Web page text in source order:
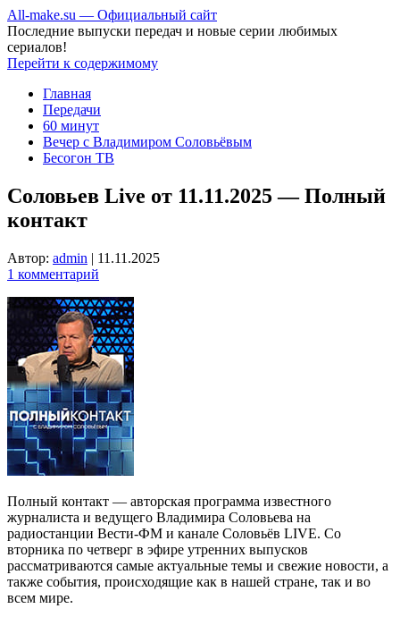
All-make.su — Официальный сайт
Последние выпуски передач и новые серии любимых
сериалов!
Перейти к содержимому
Главная
Передачи
60 минут
Вечер с Владимиром Соловьёвым
Бесогон ТВ
Соловьев Live от 11.11.2025 — Полный
контакт
Автор: admin | 11.11.2025
1 комментарий
Полный контакт — авторская программа известного
журналиста и ведущего Владимира Соловьева на
радиостанции Вести-ФМ и канале Соловьёв LIVE. Со
вторника по четверг в эфире утренних выпусков
рассматриваются самые актуальные темы и свежие новости, а
также события, происходящие как в нашей стране, так и во
всем мире.